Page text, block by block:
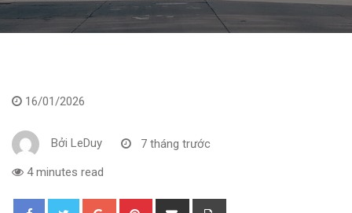
16/01/2026
Bởi LeDuy 7 tháng trước
4 minutes read